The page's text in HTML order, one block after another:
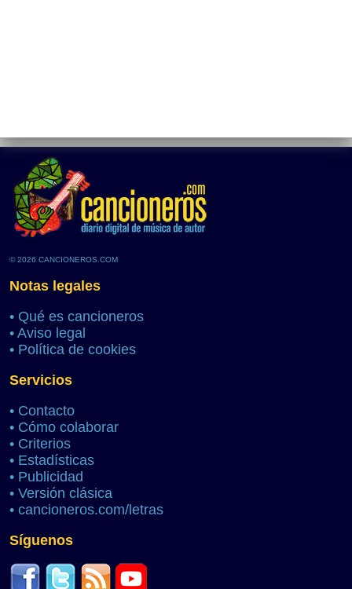
© 2026 CANCIONEROS.COM
Notas legales
• Qué es cancioneros
• Aviso legal
• Política de cookies
Servicios
• Contacto
• Cómo colaborar
• Criterios
• Estadísticas
• Publicidad
• Versión clásica
• cancioneros.com/letras
Síguenos